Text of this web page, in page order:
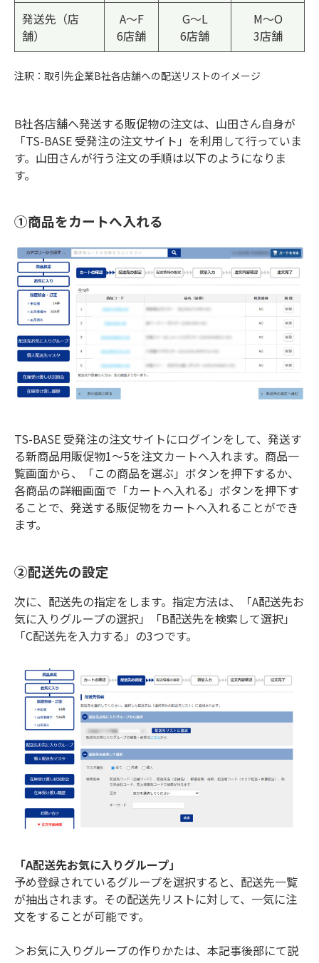
発送先（店
舗）
A～F
6店舗
G～L
6店舗
M～O
3店舗
注釈：取引先企業B社各店舗への配送リストのイメージ
B社各店舗へ発送する販促物の注文は、山田さん自身が
「TS-BASE 受発注の注文サイト」を利用して行っていま
す。山田さんが行う注文の手順は以下のようになりま
す。
①商品をカートへ入れる
TS-BASE 受発注の注文サイトにログインをして、発送す
る新商品用販促物1～5を注文カートへ入れます。商品一
覧画面から、「この商品を選ぶ」ボタンを押下するか、
各商品の詳細画面で「カートへ入れる」ボタンを押下す
ることで、発送する販促物をカートへ入れることができ
ます。
②配送先の設定
次に、配送先の指定をします。指定方法は、「A配送先お
気に入りグループの選択」「B配送先を検索して選択」
「C配送先を入力する」の3つです。
「A配送先お気に入りグループ」
予め登録されているグループを選択すると、配送先一覧
が抽出されます。その配送先リストに対して、一気に注
文をすることが可能です。
＞お気に入りグループの作りかたは、本記事後部にて説